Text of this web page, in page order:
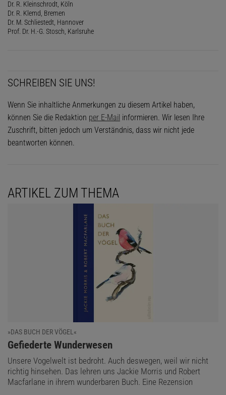
Dr. R. Kleinschrodt, Köln
Dr. R. Klemd, Bremen
Dr. M. Schliestedt, Hannover
Prof. Dr. H.-G. Stosch, Karlsruhe
SCHREIBEN SIE UNS!
Wenn Sie inhaltliche Anmerkungen zu diesem Artikel haben,
können Sie die Redaktion per E-Mail informieren. Wir lesen Ihre
Zuschrift, bitten jedoch um Verständnis, dass wir nicht jede
beantworten können.
ARTIKEL ZUM THEMA
»DAS BUCH DER VÖGEL«
:
Gefiederte Wunderwesen
Unsere Vogelwelt ist bedroht. Auch deswegen, weil wir nicht
richtig hinsehen. Das lehren uns Jackie Morris und Robert
Macfarlane in ihrem wunderbaren Buch. Eine Rezension